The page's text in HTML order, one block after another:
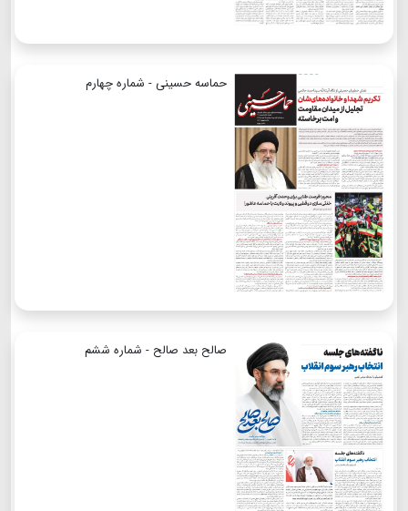
حماسه حسینی - شماره چهارم
صالح بعد صالح - شماره ششم